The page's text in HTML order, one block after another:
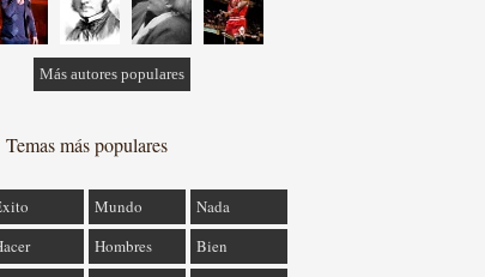
Más autores populares
Temas más populares
Mundo
Nada
Hombres
Bien